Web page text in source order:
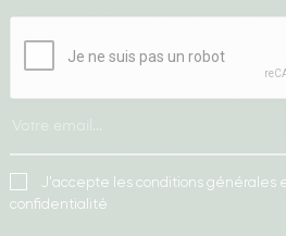
J'accepte les conditions générales
confidentialité